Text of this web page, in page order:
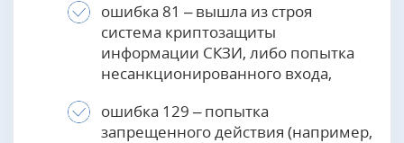
ошибка 81 – вышла из строя
система криптозащиты
информации СКЗИ, либо попытка
несанкционированного входа,
ошибка 129 – попытка
запрещенного действия (например,